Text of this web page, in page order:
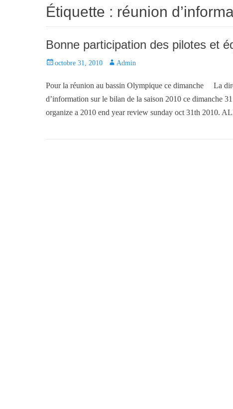
Étiquette : réunion
Bonne participation des pilotes et
P
s
t
octobre 31, 2010
A
t
h
o
Admin
Pour la réunion au bassin Olympique ce dimanche La
d’information sur le bilan de la saison 2010 ce dimanche
organize a 2010 end year review sunday oct 31th 2010.